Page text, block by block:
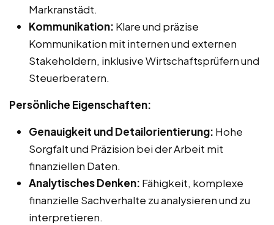
Markranstädt.
Kommunikation: Klare und präzise
Kommunikation mit internen und externen
Stakeholdern, inklusive Wirtschaftsprüfern und
Steuerberatern.
Persönliche Eigenschaften:
Genauigkeit und Detailorientierung: Hohe
Sorgfalt und Präzision bei der Arbeit mit
finanziellen Daten.
Analytisches Denken: Fähigkeit, komplexe
finanzielle Sachverhalte zu analysieren und zu
interpretieren.